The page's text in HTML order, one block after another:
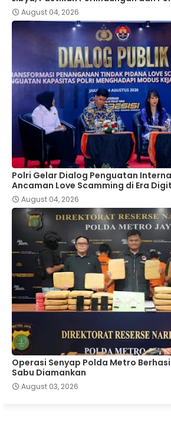
August 04, 2026
Polri Gelar Dialog Penguatan
Ancaman Love Scamming di Era
August 04, 2026
Operasi Senyap Polda Metro
Sabu Diamankan
August 03, 2026